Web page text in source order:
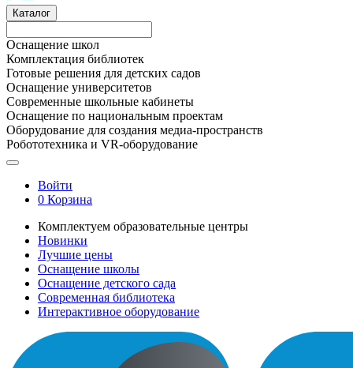
Каталог
Оснащение школ
Комплектация библиотек
Готовые решения для детских садов
Оснащение университетов
Современные школьные кабинеты
Оснащение по национальным проектам
Оборудование для создания медиа-пространств
Робототехника и VR-оборудование
Войти
0 Корзина
Комплектуем образовательные центры
Новинки
Лучшие цены
Оснащение школы
Оснащение детского сада
Современная библиотека
Интерактивное оборудование